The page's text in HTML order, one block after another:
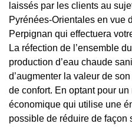
laissés par les clients au
Pyrénées-Orientales en vue
Perpignan qui effectuera
La réfection de l’ensemble
production d’eau chaude
d’augmenter la valeur de
de confort. En optant pour
économique qui utilise une
possible de réduire de façon